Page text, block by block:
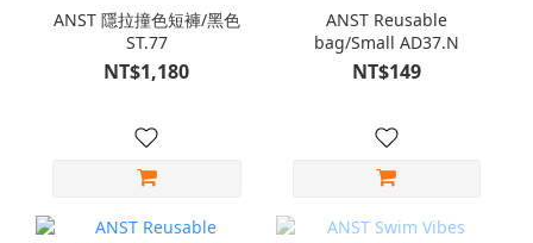
ANST 隱拉撞色短褲/黑色
ST.77
NT$1,180
ANST Reusable
bag/Small AD37.N
NT$149